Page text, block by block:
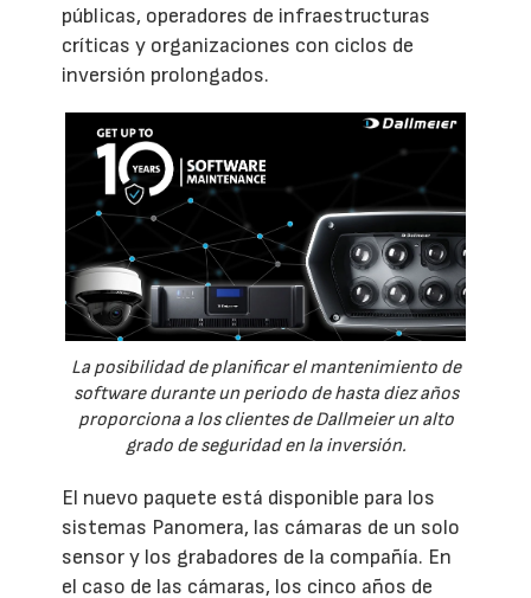
públicas, operadores de infraestructuras
críticas y organizaciones con ciclos de
inversión prolongados.
La posibilidad de planificar el mantenimiento de
software durante un periodo de hasta diez años
proporciona a los clientes de Dallmeier un alto
grado de seguridad en la inversión.
El nuevo paquete está disponible para los
sistemas Panomera, las cámaras de un solo
sensor y los grabadores de la compañía. En
el caso de las cámaras, los cinco años de